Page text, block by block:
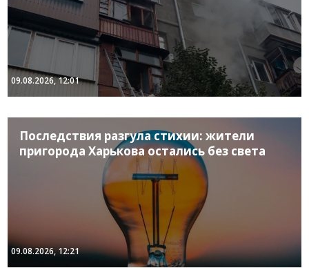
09.08.2026, 12:01
Последствия разгула стихии: жители
пригорода Харькова остались без света
09.08.2026, 12:21